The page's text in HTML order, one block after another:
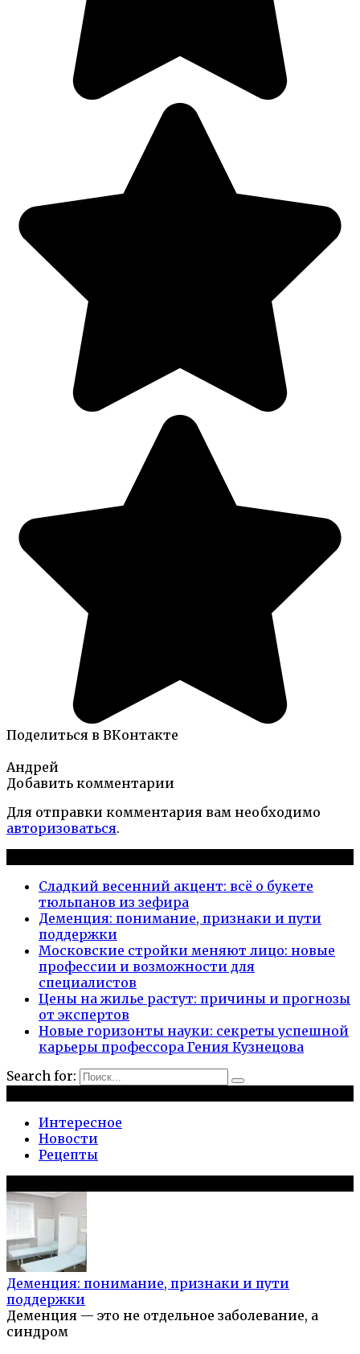
Поделиться в ВКонтакте
Андрей
Добавить комментарии
Для отправки комментария вам необходимо
авторизоваться.
Сладкий весенний акцент: всё о букете
тюльпанов из зефира
Деменция: понимание, признаки и пути
поддержки
Московские стройки меняют лицо: новые
профессии и возможности для
специалистов
Цены на жилье растут: причины и прогнозы
от экспертов
Новые горизонты науки: секреты успешной
карьеры профессора Гения Кузнецова
Search for:
Интересное
Новости
Рецепты
Деменция: понимание, признаки и пути
поддержки
Деменция — это не отдельное заболевание, а
синдром